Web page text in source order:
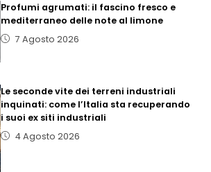
Profumi agrumati: il fascino fresco e
mediterraneo delle note al limone
7 Agosto 2026
Le seconde vite dei terreni industriali
inquinati: come l’Italia sta recuperando
i suoi ex siti industriali
4 Agosto 2026